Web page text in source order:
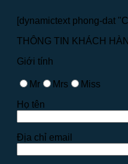
[dynamictext phong-dat
THÔNG TIN KHÁCH
Giới tính
Mr Mrs
Miss
Họ tên
Địa chỉ email